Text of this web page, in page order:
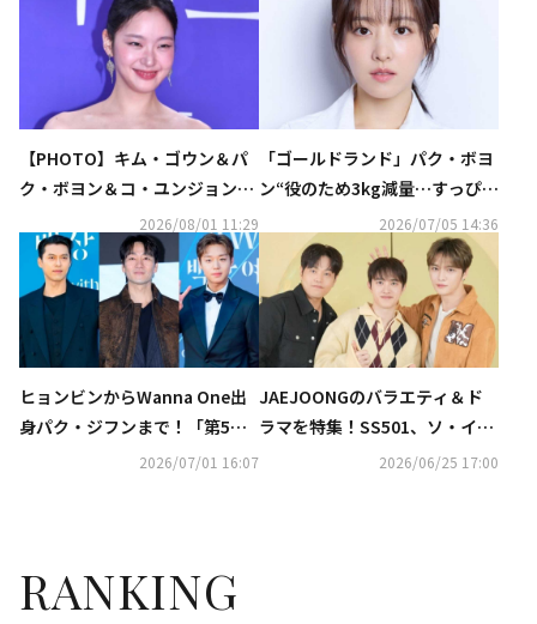
【PHOTO】キム・ゴウン＆パ
ク・ボヨン＆コ・ユンジョンら
「第5回青龍シリーズアワー
ド」レッドカーペットに登場
2026/08/01 11:29
「ゴールドランド」パク・ボヨ
ン“役のため3kg減量…すっぴん
での撮影にプレッシャーがあっ
2026/07/05 14:36
ヒョンビンからWanna One出
身パク・ジフンまで！「第5回
青龍シリーズアワード」最終ノ
2026/07/01 16:07
JAEJOONGのバラエティ＆ド
ラマを特集！SS501、ソ・イン
グクのライブや日本初放送のド
2026/06/25 17:00
RANKING